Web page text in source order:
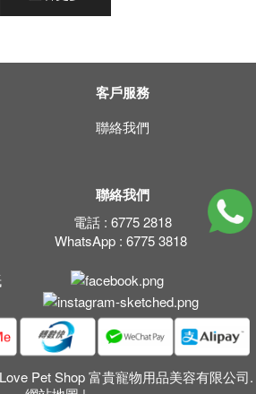
客戶服務
聯絡我們
聯絡我們
電話 : 6775 2818
WhatsApp : 6775 3818
Pet Shop 富貴寵物用品美容有限公司.